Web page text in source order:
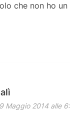
che non ho
Maggio 2014 alle